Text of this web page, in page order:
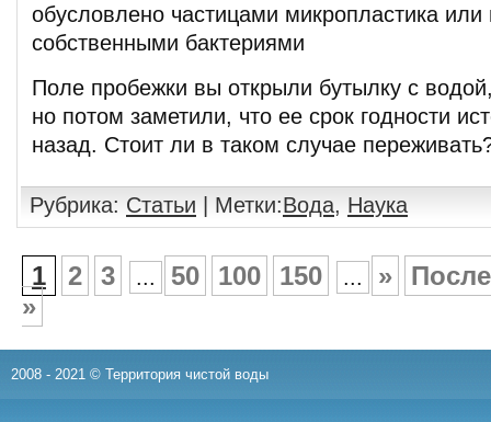
обусловлено частицами микропластика
собственными бактериями
Поле пробежки вы открыли бутылку с
но потом заметили, что ее срок годности
назад. Стоит ли в таком случае
Рубрика: Статьи | Метки:Вода, Наука
1 2 3 ... 50 100 150 ... »
»
2008 - 2021 © Территория чистой воды